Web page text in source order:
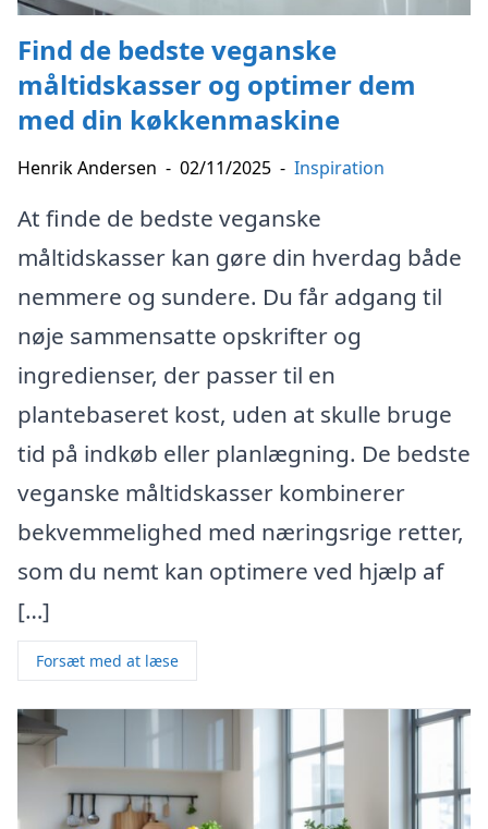
Find de bedste veganske
måltidskasser og optimer dem
med din køkkenmaskine
Henrik Andersen - 02/11/2025 - Inspiration
At finde de bedste veganske
måltidskasser kan gøre din hverdag både
nemmere og sundere. Du får adgang til
nøje sammensatte opskrifter og
ingredienser, der passer til en
plantebaseret kost, uden at skulle bruge
tid på indkøb eller planlægning. De bedste
veganske måltidskasser kombinerer
bekvemmelighed med næringsrige retter,
som du nemt kan optimere ved hjælp af
[…]
Forsæt med at læse